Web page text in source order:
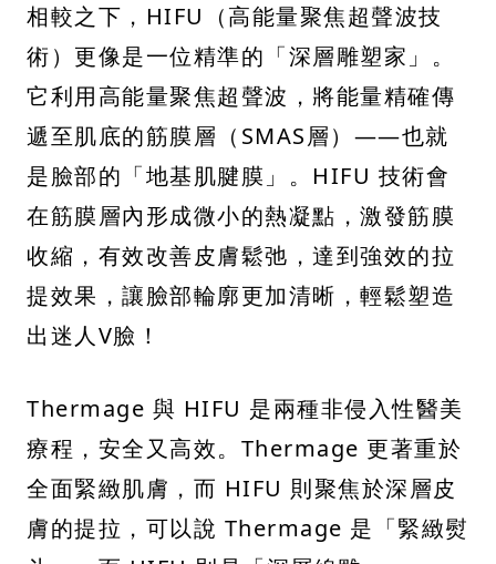
相較之下，HIFU（高能量聚焦超聲波技
術）更像是一位精準的「深層雕塑家」。
它利用高能量聚焦超聲波，將能量精確傳
遞至肌底的筋膜層（SMAS層）——也就
是臉部的「地基肌腱膜」。HIFU 技術會
在筋膜層內形成微小的熱凝點，激發筋膜
收縮，有效改善皮膚鬆弛，達到強效的拉
提效果，讓臉部輪廓更加清晰，輕鬆塑造
出迷人V臉！
Thermage 與 HIFU 是兩種非侵入性醫美
療程，安全又高效。Thermage 更著重於
全面緊緻肌膚，而 HIFU 則聚焦於深層皮
膚的提拉，可以說 Thermage 是「緊緻熨